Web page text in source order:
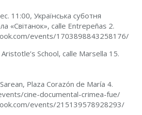
11:00, Українська суботня
«Світанок», calle Entrepeñas 2.
events/1703898843258176/
School, calle Marsella 15.
Plaza Corazón de María 4.
cine-documental-crimea-fue/
events/215139578928293/